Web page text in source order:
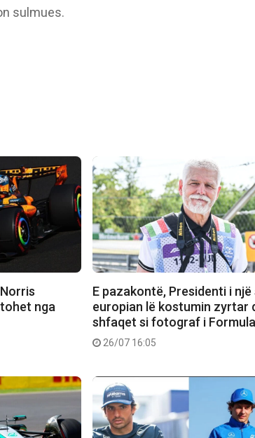
sulmues.
nga
E pazakontë, Presidenti i
europian lë kostumin zyrtar
shfaqet si fotograf i
26/07 16:05